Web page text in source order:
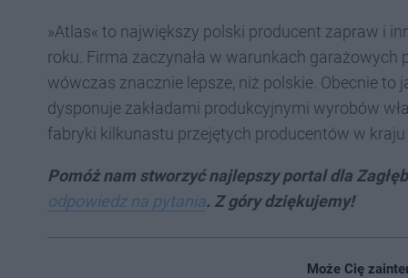
»Atlas« to największy polski producent zapraw i
roku. Firma zaczynała w warunkach
wówczas znacznie lepsze, niż polskie. Obecnie
dysponuje zakładami produkcyjnymi wyrobów
fabryki kilkunastu przejętych producentów w kraju
Pomóż nam stworzyć najlepszy portal dla
odpowiedz na pytania. Z góry dziękujemy!
Może Cię